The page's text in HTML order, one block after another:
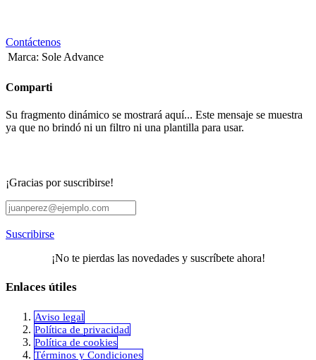
Contáctenos
Marca: Sole Advance
Comparti
Su fragmento dinámico se mostrará aquí... Este mensaje se muestra
ya que no brindó ni un filtro ni una plantilla para usar.
¡Gracias por suscribirse!
Suscribirse
¡No te pierdas las novedades y suscríbete ahora!
Enlaces útiles
Aviso legal
Política de privacidad
​Política de cookies
Términos y Condiciones